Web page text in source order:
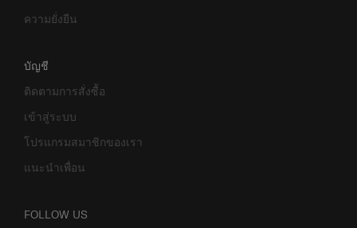
ความยั่งยืน
บัญชี
ติดตามการสั่งซื้อ
เข้าสู่ระบบ
โปรแกรมสมาชิกของเรา
แนะนำเพื่อน
FOLLOW US